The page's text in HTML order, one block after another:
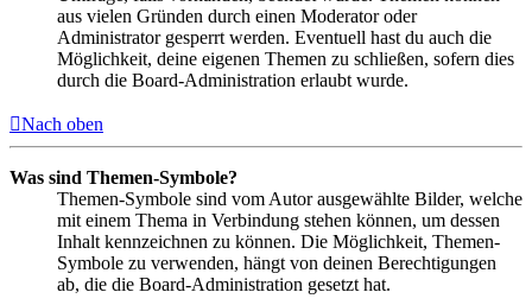
aus vielen Gründen durch einen Moderator oder
Administrator gesperrt werden. Eventuell hast du auch die
Möglichkeit, deine eigenen Themen zu schließen, sofern dies
durch die Board-Administration erlaubt wurde.
Nach oben
Was sind Themen-Symbole?
Themen-Symbole sind vom Autor ausgewählte Bilder, welche
mit einem Thema in Verbindung stehen können, um dessen
Inhalt kennzeichnen zu können. Die Möglichkeit, Themen-
Symbole zu verwenden, hängt von deinen Berechtigungen
ab, die die Board-Administration gesetzt hat.